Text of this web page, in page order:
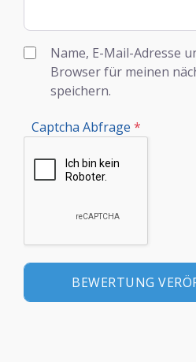
Name, E-Mail-Adresse
Browser für meinen
speichern.
Captcha Abfrage *